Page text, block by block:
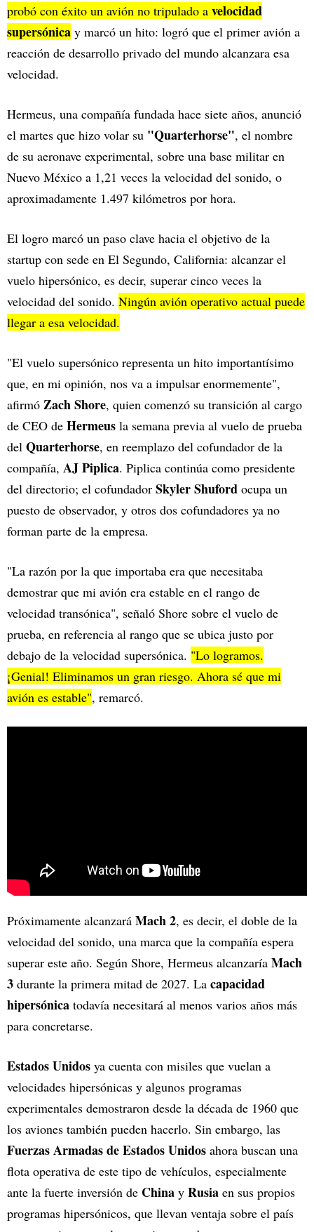
probó con éxito un avión no tripulado a velocidad
supersónica y marcó un hito: logró que el primer avión a
reacción de desarrollo privado del mundo alcanzara esa
velocidad.
Hermeus, una compañía fundada hace siete años, anunció
el martes que hizo volar su "Quarterhorse", el nombre
de su aeronave experimental, sobre una base militar en
Nuevo México a 1,21 veces la velocidad del sonido, o
aproximadamente 1.497 kilómetros por hora.
El logro marcó un paso clave hacia el objetivo de la
startup con sede en El Segundo, California: alcanzar el
vuelo hipersónico, es decir, superar cinco veces la
velocidad del sonido. Ningún avión operativo actual puede
llegar a esa velocidad.
"El vuelo supersónico representa un hito importantísimo
que, en mi opinión, nos va a impulsar enormemente",
afirmó Zach Shore, quien comenzó su transición al cargo
de CEO de Hermeus la semana previa al vuelo de prueba
del Quarterhorse, en reemplazo del cofundador de la
compañía, AJ Piplica. Piplica continúa como presidente
del directorio; el cofundador Skyler Shuford ocupa un
puesto de observador, y otros dos cofundadores ya no
forman parte de la empresa.
"La razón por la que importaba era que necesitaba
demostrar que mi avión era estable en el rango de
velocidad transónica", señaló Shore sobre el vuelo de
prueba, en referencia al rango que se ubica justo por
debajo de la velocidad supersónica. "Lo logramos.
¡Genial! Eliminamos un gran riesgo. Ahora sé que mi
avión es estable", remarcó.
Próximamente alcanzará Mach 2, es decir, el doble de la
velocidad del sonido, una marca que la compañía espera
superar este año. Según Shore, Hermeus alcanzaría Mach
3 durante la primera mitad de 2027. La capacidad
hipersónica todavía necesitará al menos varios años más
para concretarse.
Estados Unidos ya cuenta con misiles que vuelan a
velocidades hipersónicas y algunos programas
experimentales demostraron desde la década de 1960 que
los aviones también pueden hacerlo. Sin embargo, las
Fuerzas Armadas de Estados Unidos ahora buscan una
flota operativa de este tipo de vehículos, especialmente
ante la fuerte inversión de China y Rusia en sus propios
programas hipersónicos, que llevan ventaja sobre el país